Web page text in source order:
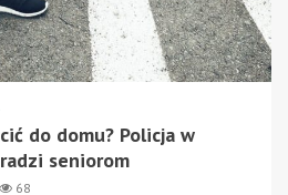
do domu? Policja w
seniorom
68